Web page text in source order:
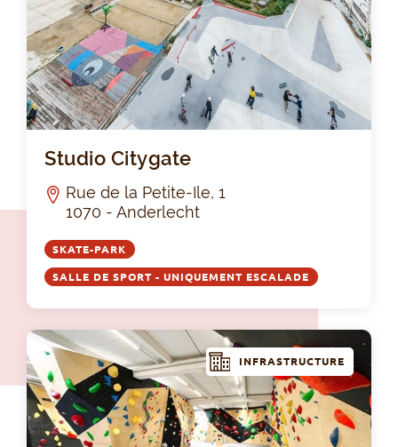
Studio Citygate
Rue de la Petite-Ile, 1
1070 - Anderlecht
SKATE-PARK
SALLE DE SPORT - UNIQUEMENT ESCALADE
INFRASTRUCTURE